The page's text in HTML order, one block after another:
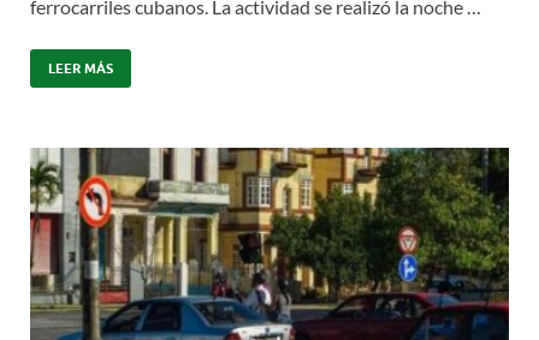
ferrocarriles cubanos. La actividad se realizó la noche …
LEER MÁS